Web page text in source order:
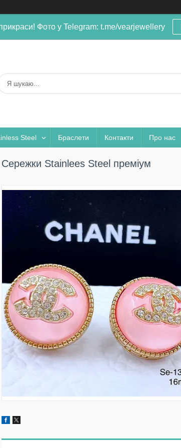
Фото у Telegram: t.me/vearjewellery
Steel Браслети Контакти Про нас
Сережки Stainlees Steel преміум